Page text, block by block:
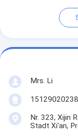
Mrs. Li
15129020238
Nr. 323, Xijin
Stadt Xi'an,